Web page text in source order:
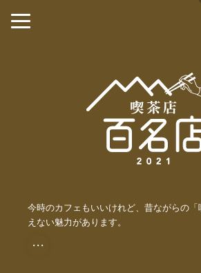
今時のカフェもいいけれど、昔ながらの
えない魅力があります。
・・・